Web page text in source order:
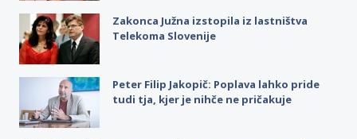
Zakonca Južna izstopila iz lastništva
Telekoma Slovenije
Peter Filip Jakopič: Poplava lahko pride
tudi tja, kjer je nihče ne pričakuje